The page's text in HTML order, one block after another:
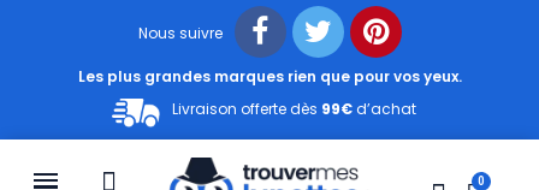
Nous suivre
Les plus grandes marques rien que pour vos yeux.
Livraison offerte dès 99€d’achat